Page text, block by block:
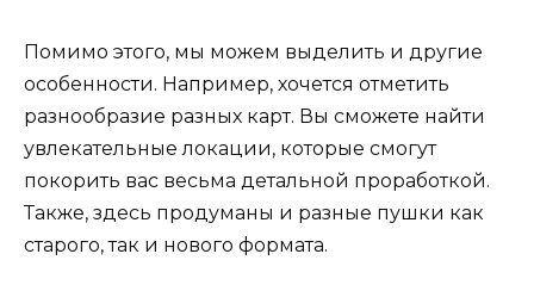
Помимо этого, мы можем выделить и другие
особенности. Например, хочется отметить
разнообразие разных карт. Вы сможете найти
увлекательные локации, которые смогут
покорить вас весьма детальной проработкой.
Также, здесь продуманы и разные пушки как
старого, так и нового формата.